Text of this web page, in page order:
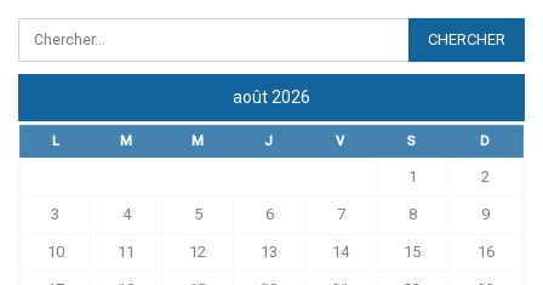
août 2026
L M M J V S D
1 2
3 4 5 6 7 8 9
10 11 12 13 14 15 16